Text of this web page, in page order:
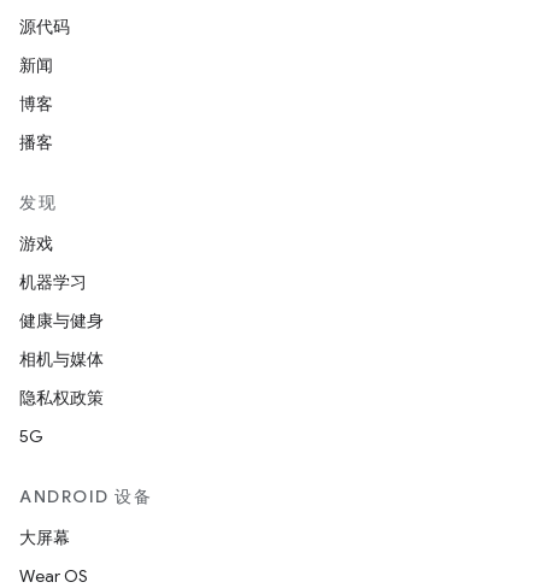
源代码
新闻
博客
播客
发现
游戏
机器学习
健康与健身
相机与媒体
隐私权政策
5G
ANDROID 设备
大屏幕
Wear OS